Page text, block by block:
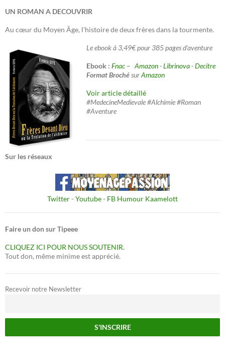
UN ROMAN A DECOUVRIR
Au cœur du Moyen Âge, l'histoire de deux frères dans la tourmente.
Le ebook à 3,49€ pour 385 pages d'aventure
Ebook : Fnac – Amazon-Librinova-Decitre
Format BrochésurAmazon
Voir article détaillé
#MedecineMedievale #Alchimie #Roman
#Aventure
Sur les réseaux
Twitter- Youtube- FB Humour Kaamelott
Faire un don sur Tipeee
CLIQUEZ ICI POUR NOUS SOUTENIR.
Tout don, même minime est apprécié.
Recevoir notre Newsletter